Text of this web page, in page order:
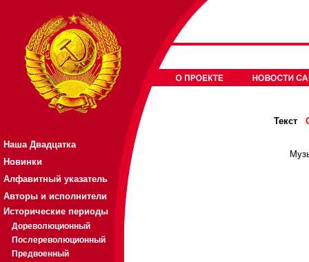
Наша Двадцатка
Новинки
Алфавитный указатель
Авторы и исполнители
Исторические периоды
Дореволюционный
Послереволюционный
Предвоенный
Текст